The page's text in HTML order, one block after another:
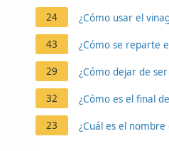
24 ¿Cómo usar el
43 ¿Cómo se reparte
29 ¿Cómo dejar de
32 ¿Cómo es el final
23 ¿Cuál es el nombre